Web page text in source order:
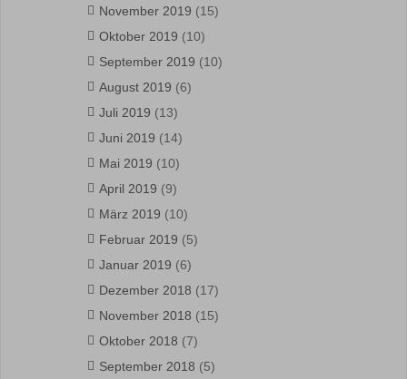
November 2019 (15)
Oktober 2019 (10)
September 2019 (10)
August 2019 (6)
Juli 2019 (13)
Juni 2019 (14)
Mai 2019 (10)
April 2019 (9)
März 2019 (10)
Februar 2019 (5)
Januar 2019 (6)
Dezember 2018 (17)
November 2018 (15)
Oktober 2018 (7)
September 2018 (5)